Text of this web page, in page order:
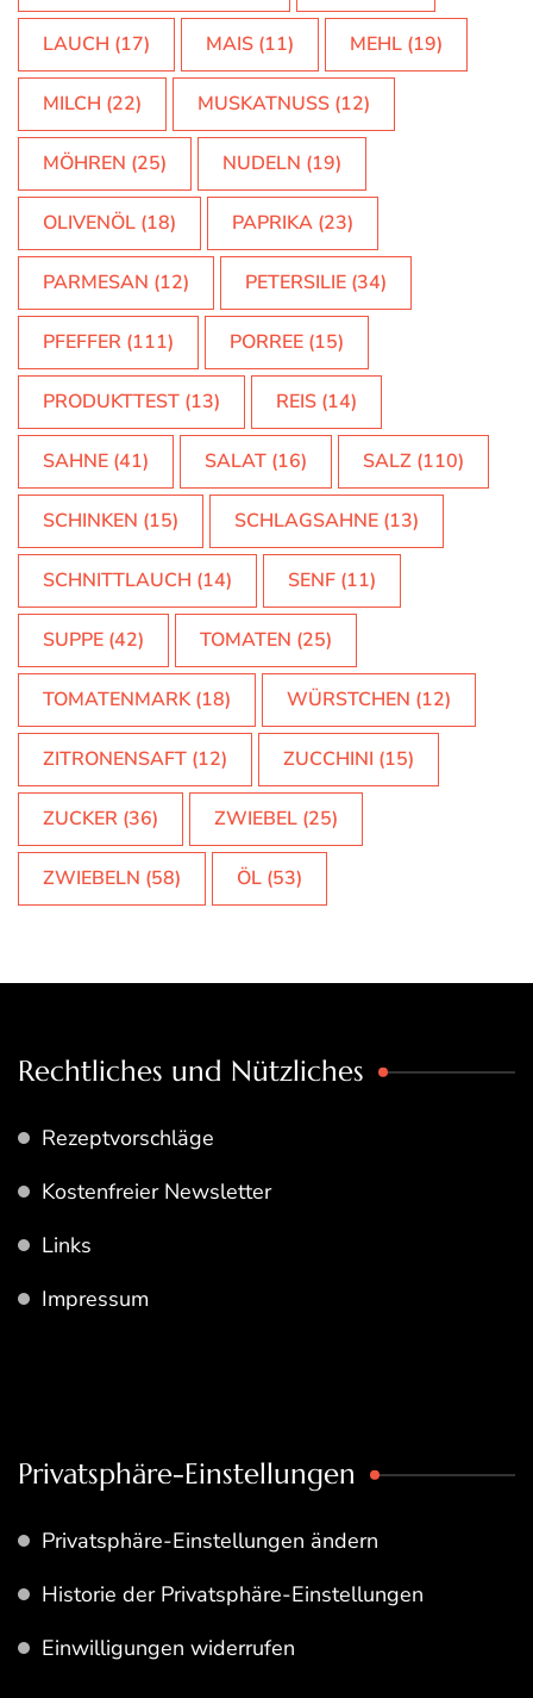
LAUCH (17) MAIS (11) MEHL (19)
MILCH (22) MUSKATNUSS (12)
MÖHREN (25) NUDELN (19)
OLIVENÖL (18) PAPRIKA (23)
PARMESAN (12) PETERSILIE (34)
PFEFFER (111) PORREE (15)
PRODUKTTEST (13) REIS (14)
SAHNE (41) SALAT (16) SALZ (110)
SCHINKEN (15) SCHLAGSAHNE (13)
SCHNITTLAUCH (14) SENF (11)
SUPPE (42) TOMATEN (25)
TOMATENMARK(18) WÜRSTCHEN (12)
ZITRONENSAFT (12) ZUCCHINI (15)
ZUCKER (36) ZWIEBEL (25)
ZWIEBELN (58) ÖL (53)
Rechtliches und Nützliches
Rezeptvorschläge
Kostenfreier Newsletter
Links
Impressum
Privatsphäre-Einstellungen
Privatsphäre-Einstellungen ändern
Historie der Privatsphäre-Einstellungen
Einwilligungen widerrufen